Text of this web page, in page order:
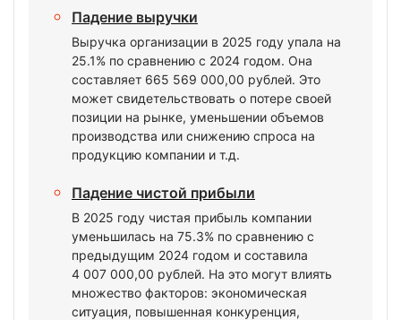
Падение выручки
Выручка организации в 2025 году упала на
25.1% по сравнению с 2024 годом. Она
составляет 665 569 000,00 рублей. Это
может свидетельствовать о потере своей
позиции на рынке, уменьшении объемов
производства или снижению спроса на
продукцию компании и т.д.
Падение чистой прибыли
В 2025 году чистая прибыль компании
уменьшилась на 75.3% по сравнению с
предыдущим 2024 годом и составила
4 007 000,00 рублей. На это могут влиять
множество факторов: экономическая
ситуация, повышенная конкуренция,